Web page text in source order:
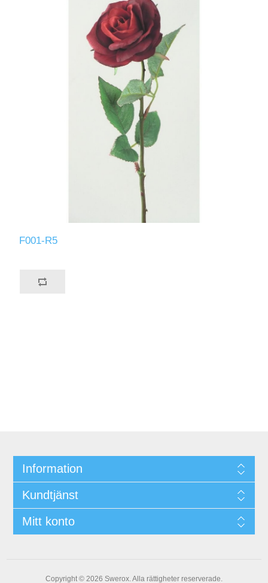
F001-R5
Information
Kundtjänst
Mitt konto
Copyright © 2026 Swerox. Alla rättigheter reserverade.